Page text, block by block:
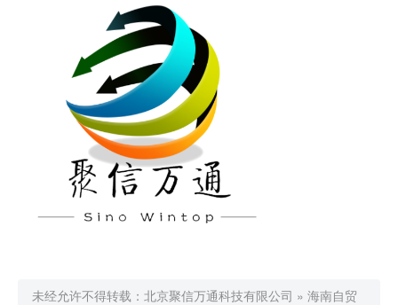
未经允许不得转载： 北京聚信万通科技有限公司 » 海南自贸